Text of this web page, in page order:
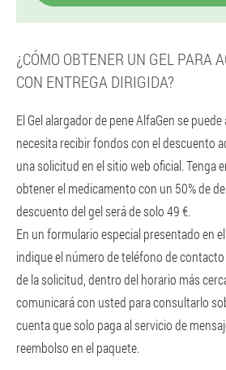
¿CÓMO OBTENER UN GEL PARA
CON ENTREGA DIRIGIDA?
El Gel alargador de pene AlfaGen se
necesita recibir fondos con el descuento
una solicitud en el sitio web oficial. Tenga
obtener el medicamento con un 50% de
descuento del gel será de solo 49 €.
En un formulario especial presentado en
indique el número de teléfono de
de la solicitud, dentro del horario más
comunicará con usted para consultarlo
cuenta que solo paga al servicio de
reembolso en el paquete.